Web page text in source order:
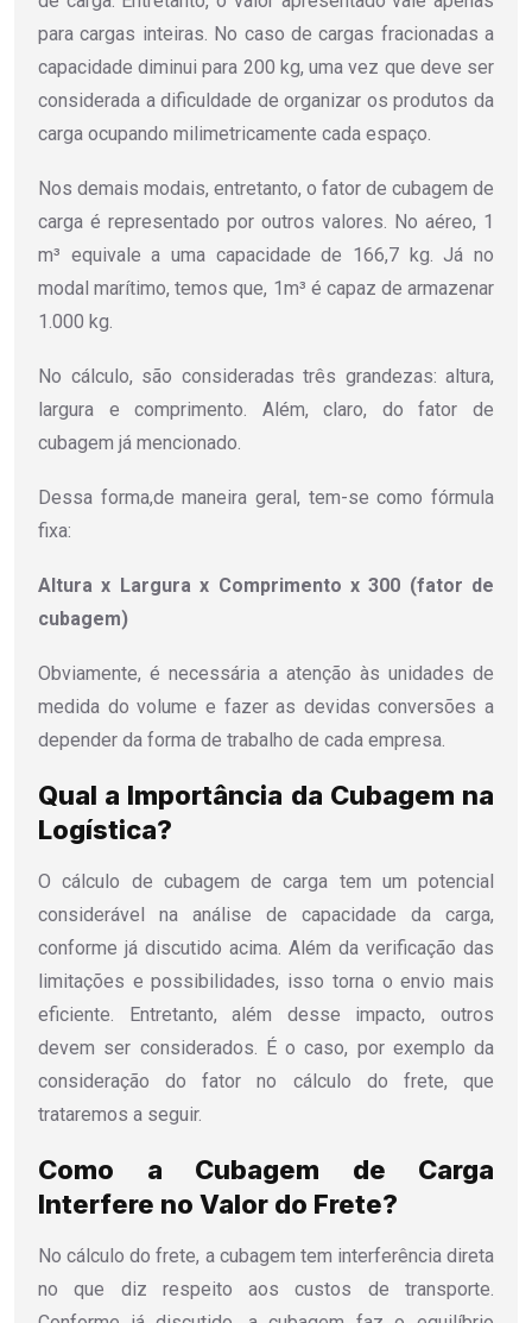
para cargas inteiras. No caso de cargas fracionadas a
capacidade diminui para 200 kg, uma vez que deve ser
considerada a dificuldade de organizar os produtos da
carga ocupando milimetricamente cada espaço.
Nos demais modais, entretanto, o fator de cubagem de
carga é representado por outros valores. No aéreo, 1
m³ equivale a uma capacidade de 166,7 kg. Já no
modal marítimo, temos que, 1m³ é capaz de armazenar
1.000 kg.
No cálculo, são consideradas três grandezas: altura,
largura e comprimento. Além, claro, do fator de
cubagem já mencionado.
Dessa forma,de maneira geral, tem-se como fórmula
fixa:
Altura x Largura x Comprimento x 300 (fator de
cubagem)
Obviamente, é necessária a atenção às unidades de
medida do volume e fazer as devidas conversões a
depender da forma de trabalho de cada empresa.
Qual a Importância da Cubagem na
Logística?
O cálculo de cubagem de carga tem um potencial
considerável na análise de capacidade da carga,
conforme já discutido acima. Além da verificação das
limitações e possibilidades, isso torna o envio mais
eficiente. Entretanto, além desse impacto, outros
devem ser considerados. É o caso, por exemplo da
consideração do fator no cálculo do frete, que
trataremos a seguir.
Como a Cubagem de Carga
Interfere no Valor do Frete?
No cálculo do frete, a cubagem tem interferência direta
no que diz respeito aos custos de transporte.